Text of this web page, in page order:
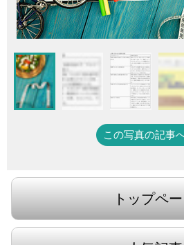
この写真の記事
トップペ